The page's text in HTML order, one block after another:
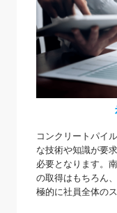
コンクリートパイ
な技術や知識が要
必要となります。
の取得はもちろん
極的に社員全体の